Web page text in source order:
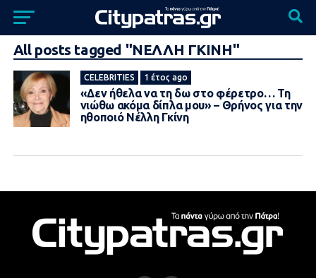
All posts tagged "ΝΕΛΛΗ ΓΚΙΝΗ"
CELEBRITIES 1 έτος ago
«Δεν ήθελα να τη δω στο φέρετρο… Τη
νιώθω ακόμα δίπλα μου» – Θρήνος για την
ηθοποιό Νέλλη Γκίνη